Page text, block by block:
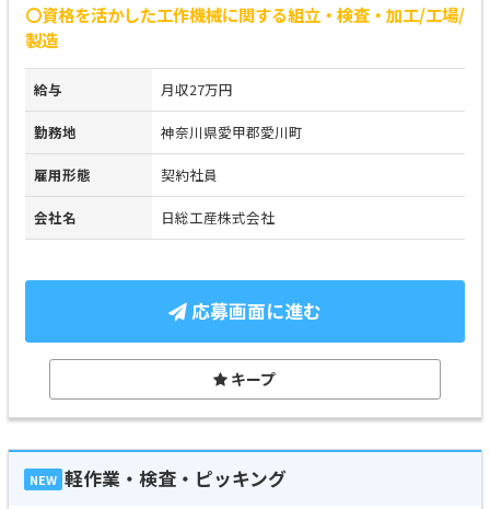
〇資格を活かした工作機械に関する組立・検査・加工/工場/
製造
給与 月収27万円
勤務地 神奈川県愛甲郡愛川町
雇用形態 契約社員
会社名 日総工産株式会社
応募画面に進む
キープ
NEW 軽作業・検査・ピッキング